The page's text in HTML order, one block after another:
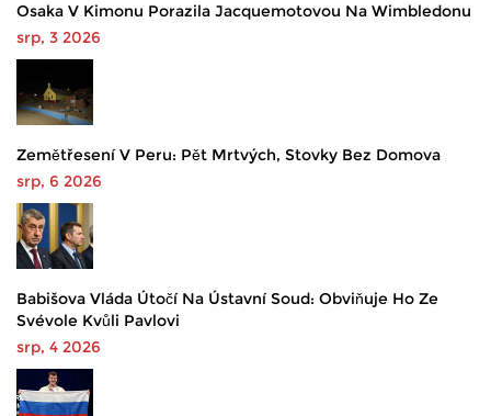
Osaka V Kimonu Porazila Jacquemotovou Na Wimbledonu
srp, 3 2026
Zemětřesení V Peru: Pět Mrtvých, Stovky Bez Domova
srp, 6 2026
Babišova Vláda Útočí Na Ústavní Soud: Obviňuje Ho Ze
Svévole Kvůli Pavlovi
srp, 4 2026